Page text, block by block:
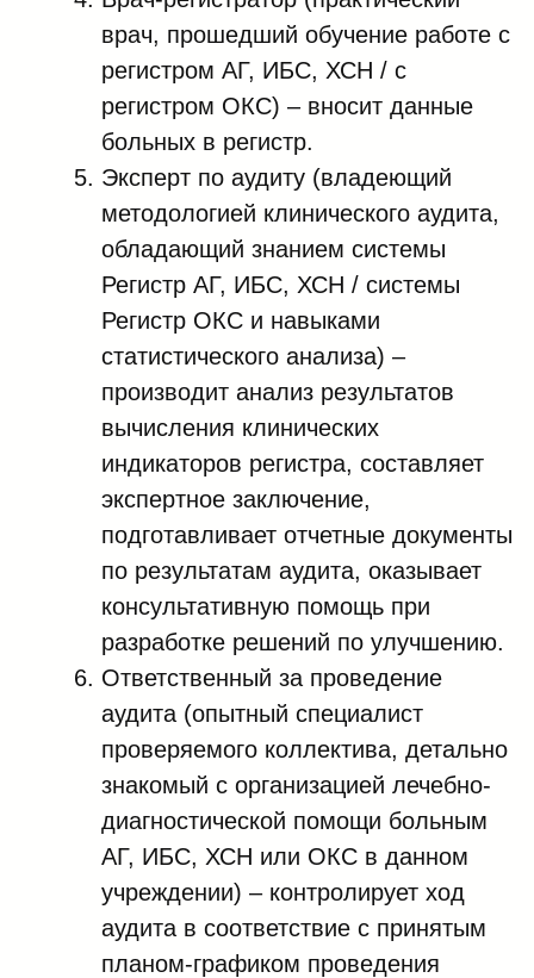
врач, прошедший обучение работе с
регистром АГ, ИБС, ХСН / с
регистром ОКС) – вносит данные
больных в регистр.
Эксперт по аудиту (владеющий
методологией клинического аудита,
обладающий знанием системы
Регистр АГ, ИБС, ХСН / системы
Регистр ОКС и навыками
статистического анализа) –
производит анализ результатов
вычисления клинических
индикаторов регистра, составляет
экспертное заключение,
подготавливает отчетные документы
по результатам аудита, оказывает
консультативную помощь при
разработке решений по улучшению.
Ответственный за проведение
аудита (опытный специалист
проверяемого коллектива, детально
знакомый с организацией лечебно-
диагностической помощи больным
АГ, ИБС, ХСН или ОКС в данном
учреждении) – контролирует ход
аудита в соответствие с принятым
планом-графиком проведения